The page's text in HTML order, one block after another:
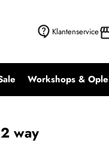
Klantenservice
Workshops &
way